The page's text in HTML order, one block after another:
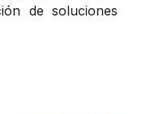
de soluciones